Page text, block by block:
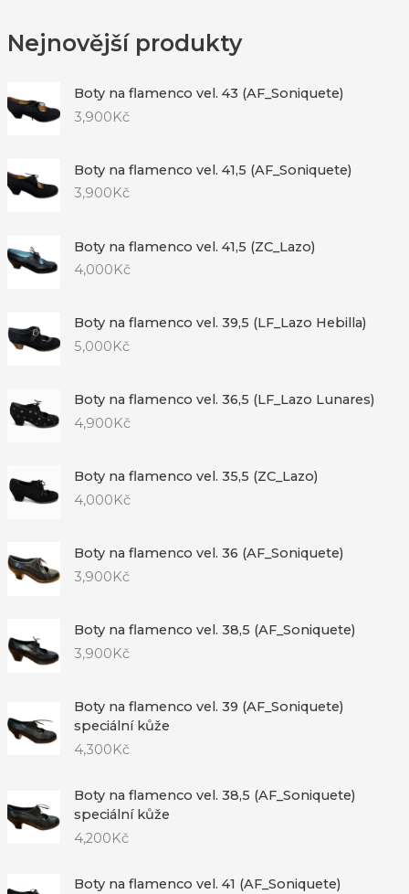
Nejnovější produkty
Boty na flamenco vel. 43 (AF_Soniquete)
3,900Kč
Boty na flamenco vel. 41,5 (AF_Soniquete)
3,900 Kč
Boty na flamenco vel. 41,5 (ZC_Lazo)
4,000 Kč
Boty na flamenco vel. 39,5 (LF_Lazo Hebilla)
5,000Kč
Boty na flamenco vel. 36,5 (LF_Lazo Lunares)
4,900Kč
Boty na flamenco vel. 35,5 (ZC_Lazo)
4,000Kč
Boty na flamenco vel. 36 (AF_Soniquete)
3,900Kč
Boty na flamenco vel. 38,5 (AF_Soniquete)
3,900Kč
Boty na flamenco vel. 39 (AF_Soniquete)
speciální kůže
4,300Kč
Boty na flamenco vel. 38,5 (AF_Soniquete)
speciální kůže
4,200Kč
Boty na flamenco vel. 41 (AF_Soniquete)